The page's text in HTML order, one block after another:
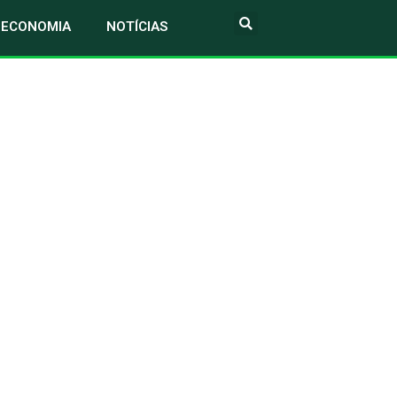
ECONOMIA NOTÍCIAS